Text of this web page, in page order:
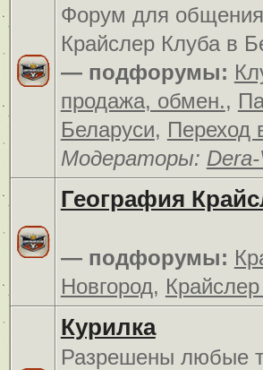
Форум для общения
Крайслер Клуба в
— подфорумы:
продажа, обмен.,
Беларуси, Переход
Модераторы: Dera-
География
— подфорумы:
Новгород,
Курилка
Разрешены любые